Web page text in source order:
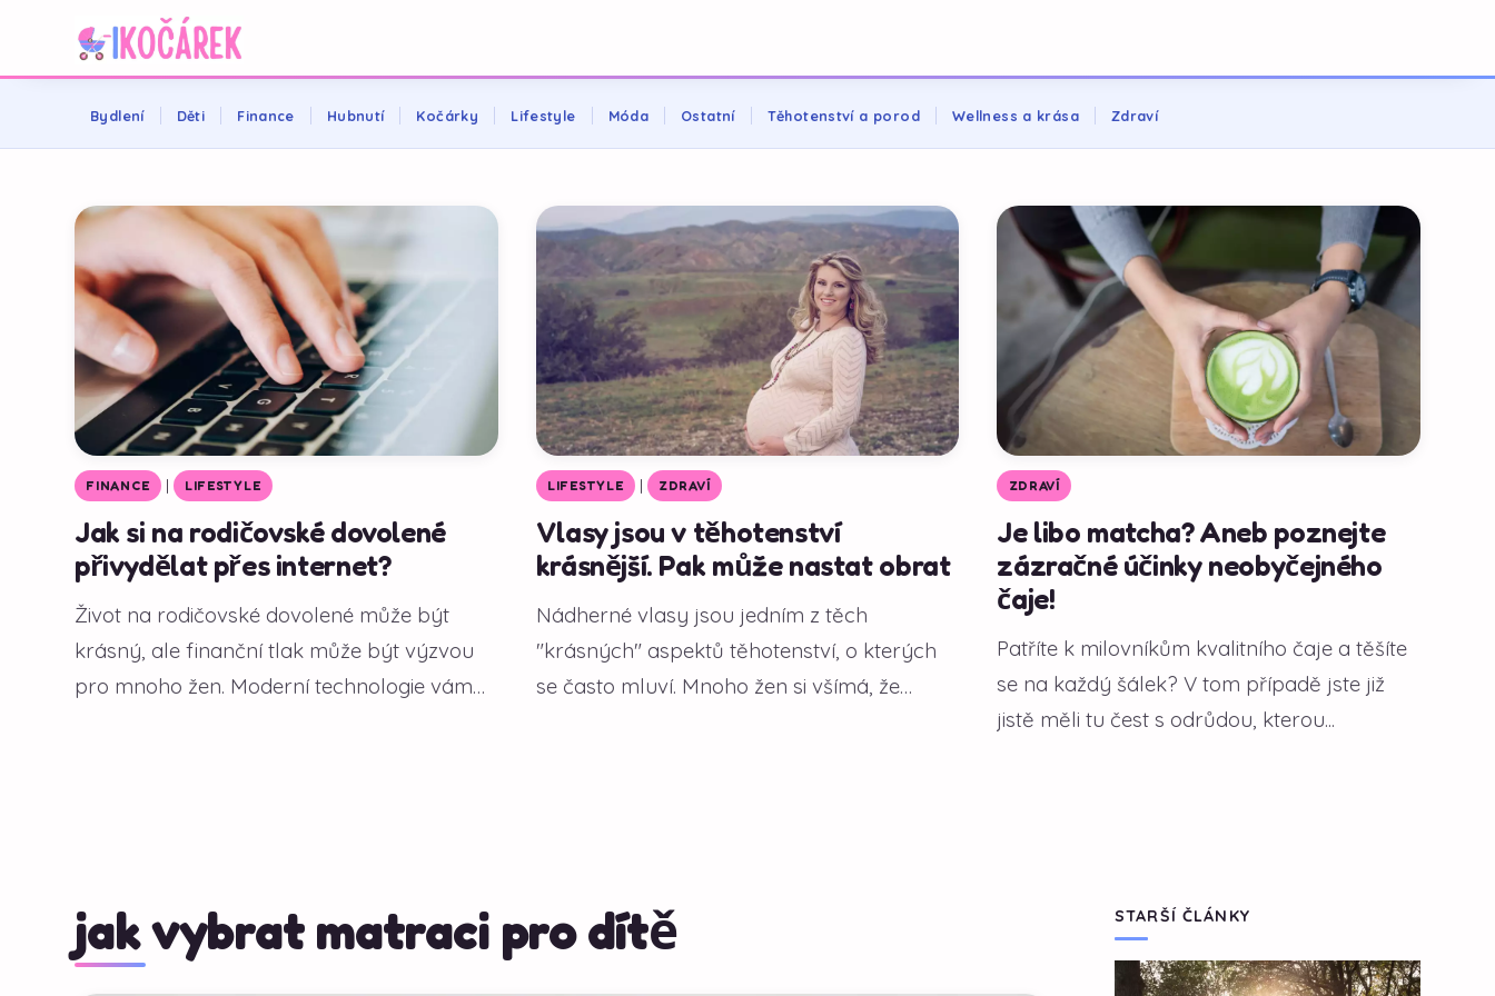
Bydlení Děti Finance Hubnutí Kočárky Lifestyle Móda Ostatní Těhotenství a porod Wellness a krása Zdraví
Jak si na rodičovské dovolené
přivydělat přes internet?
Život na rodičovské dovolené může být
krásný, ale finanční tlak může být výzvou
pro mnoho žen. Moderní technologie vám
FINANCE | LIFESTYLE
Vlasy jsou v těhotenství
krásnější. Pak může nastat obrat
Nádherné vlasy jsou jedním z těch
"krásných" aspektů těhotenství, o kterých
se často mluví. Mnoho žen si všímá, že
LIFESTYLE | ZDRAVÍ
Je libo matcha? Aneb poznejte
zázračné účinky neobyčejného
čaje!
Patříte k milovníkům kvalitního čaje a těšíte
se na každý šálek? V tom případě jste již
jistě měli tu čest s odrůdou, kterou...
ZDRAVÍ
jak vybrat matraci pro dítě STARŠÍ ČLÁNKY